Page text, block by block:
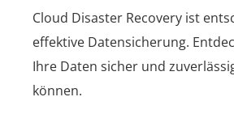
Cloud Disaster Recovery ist
effektive Datensicherung.
Ihre Daten sicher und
können.